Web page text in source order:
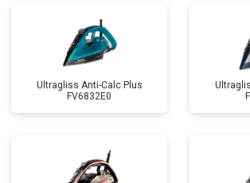
Ultragliss Anti-Calc Plus
FV6832E0